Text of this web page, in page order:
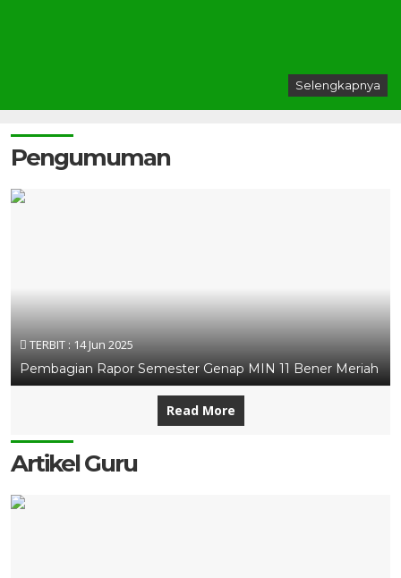
Selengkapnya
Pengumuman
TERBIT : 14 Jun 2025
Pembagian Rapor Semester Genap MIN 11 Bener Meriah
Read More
Artikel Guru